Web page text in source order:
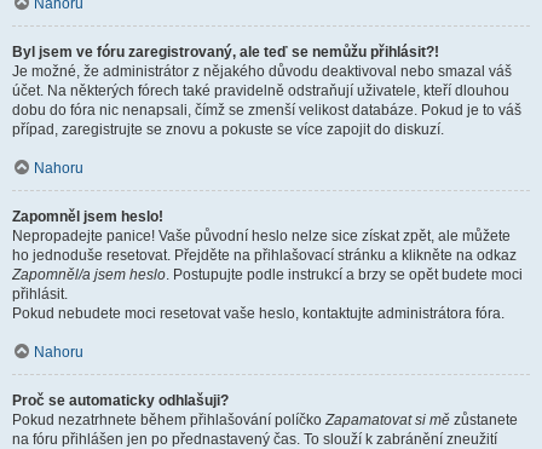
Nahoru
Byl jsem ve fóru zaregistrovaný, ale teď se nemůžu přihlásit?!
Je možné, že administrátor z nějakého důvodu deaktivoval nebo smazal váš
účet. Na některých fórech také pravidelně odstraňují uživatele, kteří dlouhou
dobu do fóra nic nenapsali, čímž se zmenší velikost databáze. Pokud je to váš
případ, zaregistrujte se znovu a pokuste se více zapojit do diskuzí.
Nahoru
Zapomněl jsem heslo!
Nepropadejte panice! Vaše původní heslo nelze sice získat zpět, ale můžete
ho jednoduše resetovat. Přejděte na přihlašovací stránku a klikněte na odkaz
Zapomněl/a jsem heslo. Postupujte podle instrukcí a brzy se opět budete moci
přihlásit.
Pokud nebudete moci resetovat vaše heslo, kontaktujte administrátora fóra.
Nahoru
Proč se automaticky odhlašuji?
Pokud nezatrhnete během přihlašování políčkoZapamatovat si mě zůstanete
na fóru přihlášen jen po přednastavený čas. To slouží k zabránění zneužití